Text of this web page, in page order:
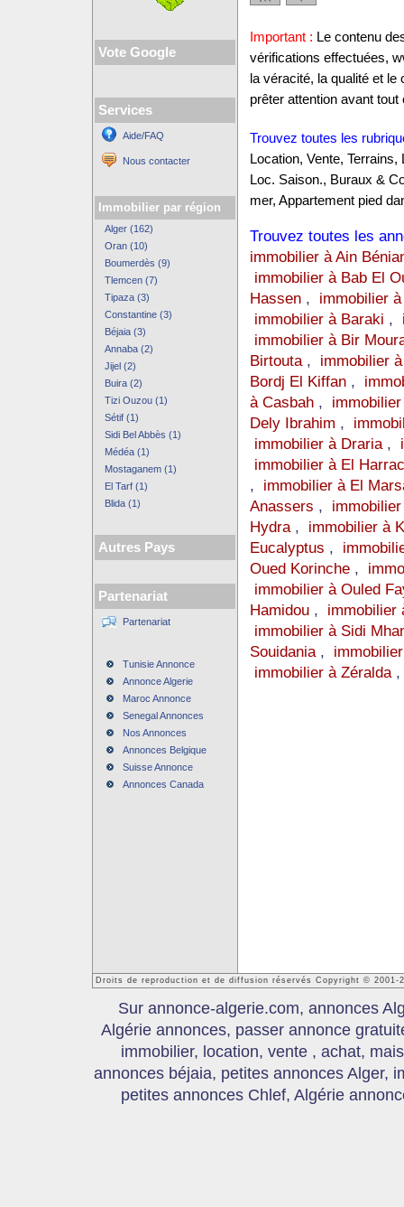
Vote Google
Services
Aide/FAQ
Nous contacter
Immobilier par région
Alger (162)
Oran (10)
Boumerdès (9)
Tlemcen (7)
Tipaza (3)
Constantine (3)
Béjaia (3)
Annaba (2)
Jijel (2)
Buira (2)
Tizi Ouzou (1)
Sétif (1)
Sidi Bel Abbès (1)
Médéa (1)
Mostaganem (1)
El Tarf (1)
Blida (1)
Autres Pays
Partenariat
Partenariat
Tunisie Annonce
Annonce Algerie
Maroc Annonce
Senegal Annonces
Nos Annonces
Annonces Belgique
Suisse Annonce
Annonces Canada
Important : Le contenu
vérifications effectuées,
la véracité, la qualité et
prêter attention avant tout
Trouvez toutes les
Location, Vente,
Loc. Saison., Buraux &
mer, Appartement pied
Trouvez toutes les
immobilier à Ain
immobilier à Bab El
Hassen, immobilier
immobilier à Baraki ,
immobilier à Bir
Birtouta, immobilier
Bordj El Kiffan,
à Casbah,
Dely Ibrahim ,
immobilier à Draria,
immobilier à El
, immobilier à El
Anassers ,
Hydra, immobilier à
Eucalyptus ,
Oued Korinche,
immobilier à Ouled
Hamidou, immobilier
immobilier à Sidi
Souidania,
immobilier à Zéralda
Droits de reproduction et de diffusion réservés Copyright © 2001-
Sur annonce-algerie.com, annonces
Algérie annonces, passer annonce
immobilier, location, vente , achat,
annonces béjaia, petites annonces Alger,
petites annonces Chlef, Algérie